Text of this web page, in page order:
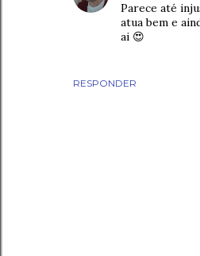
RESPONDER
Parece até
atua bem e
ai 😍